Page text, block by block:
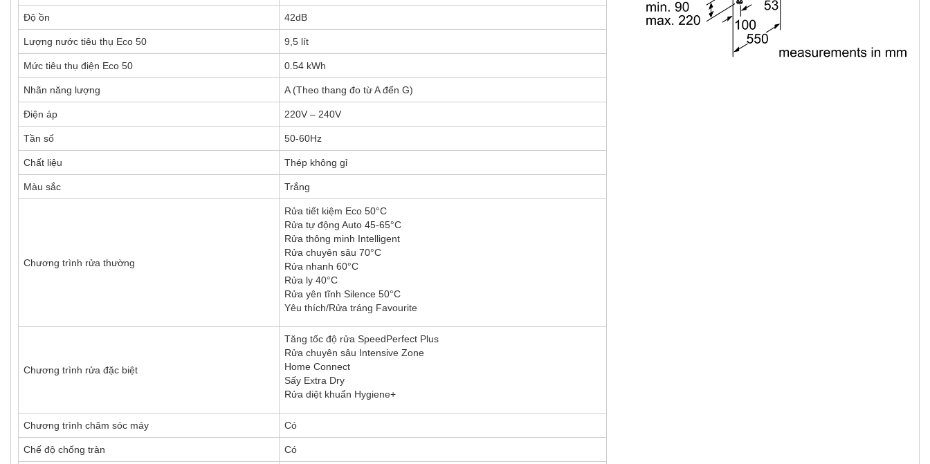
Độ ồn 42dB
Lượng nước tiêu thụ Eco 50 9,5 lít
Mức tiêu thụ điện Eco 50 0.54 kWh
Nhãn năng lượng A (Theo thang đo từ A đến G)
Điện áp 220V – 240V
Tần số 50-60Hz
Chất liệu Thép không gỉ
Màu sắc Trắng
Chương trình rửa thường
Rửa tiết kiệm Eco 50°C
Rửa tự động Auto 45-65°C
Rửa thông minh Intelligent
Rửa chuyên sâu 70°C
Rửa nhanh 60°C
Rửa ly 40°C
Rửa yên tĩnh Silence 50°C
Yêu thích/Rửa tráng Favourite
Chương trình rửa đặc biệt
Tăng tốc độ rửa SpeedPerfect Plus
Rửa chuyên sâu Intensive Zone
Home Connect
Sấy Extra Dry
Rửa diệt khuẩn Hygiene+
Chương trình chăm sóc máy Có
Chế độ chống tràn Có